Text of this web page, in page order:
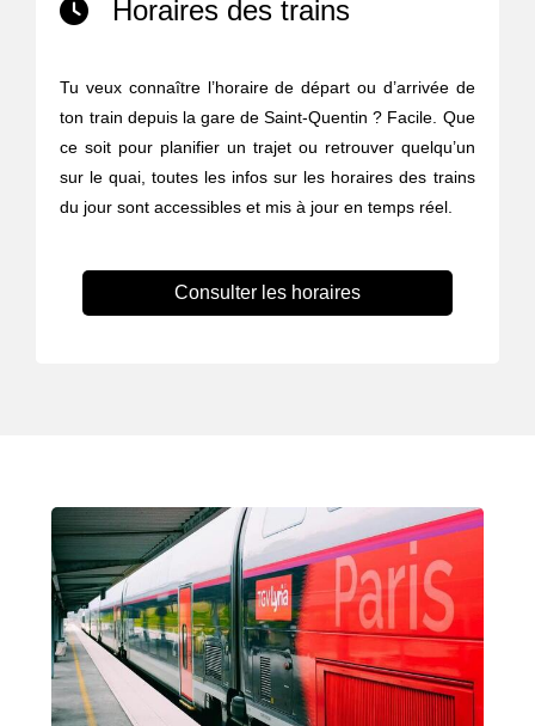
Horaires des trains
Tu veux connaître l’horaire de départ ou d’arrivée de
ton train depuis la gare de Saint-Quentin ? Facile. Que
ce soit pour planifier un trajet ou retrouver quelqu’un
sur le quai, toutes les infos sur les horaires des trains
du jour sont accessibles et mis à jour en temps réel.
Consulter les horaires